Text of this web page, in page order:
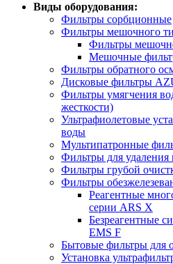
Виды оборудования:
Фильтры сорбционные
Фильтры мешочного
Фильтры
Мешочные
Фильтры обратного
Дисковые фильтры
Фильтры умягчения
жесткости)
Ультрафиолетовые
воды
Мультипатронные
Фильтры для удаления
Фильтры грубой
Фильтры
Реагентные
серии ARS X
Безреагентные
EMS F
Бытовые фильтры для
Установка